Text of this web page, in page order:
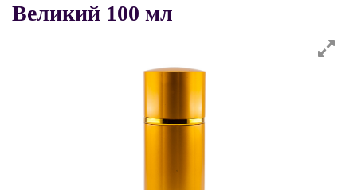
Великий 100 мл